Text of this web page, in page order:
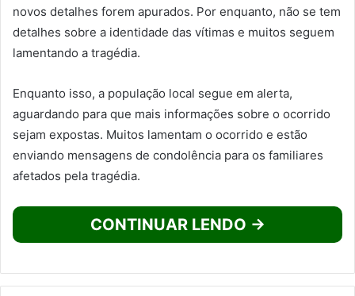
novos detalhes forem apurados. Por enquanto, não se tem
detalhes sobre a identidade das vítimas e muitos seguem
lamentando a tragédia.
Enquanto isso, a população local segue em alerta,
aguardando para que mais informações sobre o ocorrido
sejam expostas. Muitos lamentam o ocorrido e estão
enviando mensagens de condolência para os familiares
afetados pela tragédia.
CONTINUAR LENDO →